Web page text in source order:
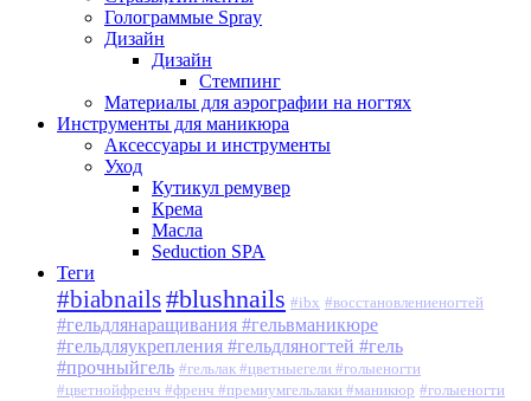
Голограммые Spray
Дизайн
Дизайн
Стемпинг
Материалы для аэрографии на ногтях
Инструменты для маникюра
Аксессуары и инструменты
Уход
Кутикул ремувер
Крема
Масла
Seduction SPA
Теги
#biabnails#blushnails #ibx #восстановлениеногтей
#гельдлянаращивания #гельвманикюре
#гельдляукрепления #гельдляногтей #гель
#прочныйгель #гельлак #цветныегели #голыеногти
#цветнойфренч #френч #премиумгельлаки #маникюр #голыеногти